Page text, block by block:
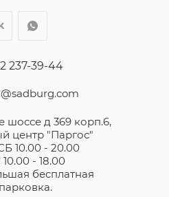
237-39-44
шоссе д 369 корп.6,
центр "Паргос"
10.00 - 20.00
- 18.00
бесплатная
парковка.